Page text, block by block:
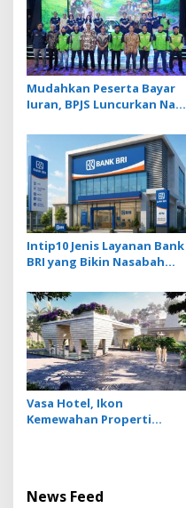
Mudahkan Peserta Bayar
Iuran, BPJS Luncurkan Nadi
Menabung
Intip10 Jenis Layanan Bank
BRI yang Bikin Nasabah
Vasa Hotel, Ikon
Kemewahan Properti
News Feed